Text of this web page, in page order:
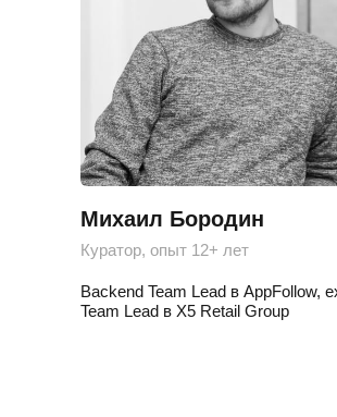
Михаил Бородин
Куратор, опыт 12+ лет
Backend Team Lead в AppFollow,
Team Lead в X5 Retail Group